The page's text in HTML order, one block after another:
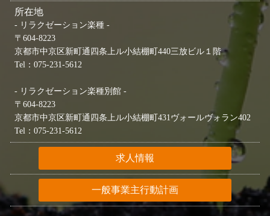
所在地
- リラクゼーション楽種 -
〒604-8223
京都市中京区新町通四条上ル小結棚町440三放ビル１階
Tel：075-231-5612
- リラクゼーション楽種別館 -
〒604-8223
京都市中京区新町通四条上ル小結棚町431ヴォールヴォラン402
Tel：075-231-5612
求人情報
一般事業主行動計画